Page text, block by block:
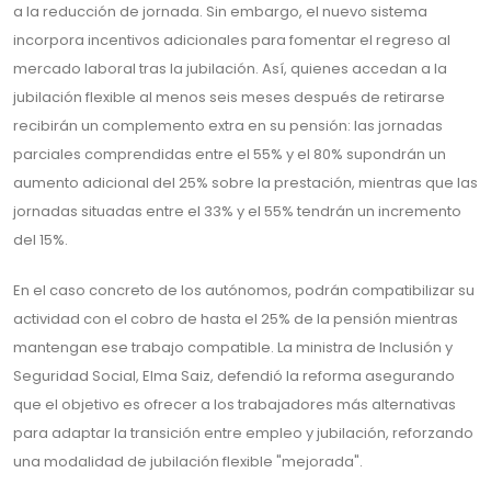
a la reducción de jornada. Sin embargo, el nuevo sistema
incorpora incentivos adicionales para fomentar el regreso al
mercado laboral tras la jubilación. Así, quienes accedan a la
jubilación flexible al menos seis meses después de retirarse
recibirán un complemento extra en su pensión: las jornadas
parciales comprendidas entre el 55% y el 80% supondrán un
aumento adicional del 25% sobre la prestación, mientras que las
jornadas situadas entre el 33% y el 55% tendrán un incremento
del 15%.
En el caso concreto de los autónomos, podrán compatibilizar su
actividad con el cobro de hasta el 25% de la pensión mientras
mantengan ese trabajo compatible. La ministra de Inclusión y
Seguridad Social, Elma Saiz, defendió la reforma asegurando
que el objetivo es ofrecer a los trabajadores más alternativas
para adaptar la transición entre empleo y jubilación, reforzando
una modalidad de jubilación flexible "mejorada".